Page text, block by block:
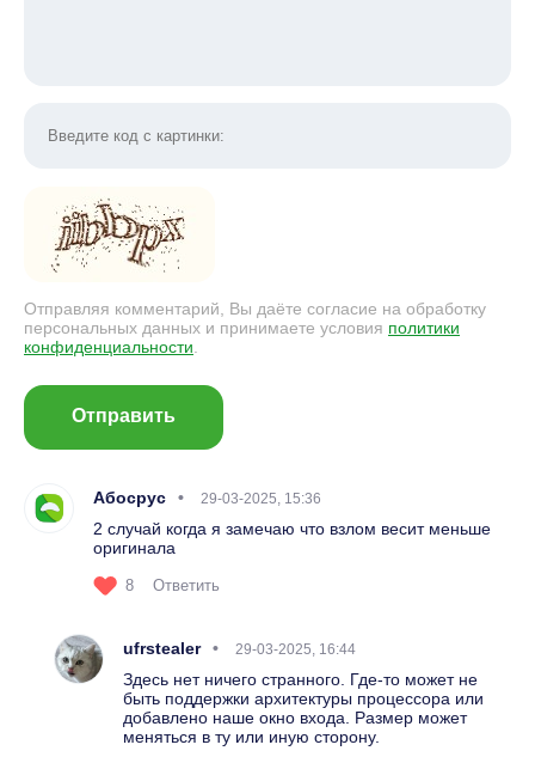
Отправляя комментарий, Вы даёте согласие на обработку
персональных данных и принимаете условия политики
конфиденциальности
Отправить
Абосрус 29-03-2025, 15:36
2 случай когда я замечаю что взлом весит меньше
оригинала
8 Ответить
ufrstealer 29-03-2025, 16:44
Здесь нет ничего странного. Где-то может не
быть поддержки архитектуры процессора или
добавлено наше окно входа. Размер может
меняться в ту или иную сторону.